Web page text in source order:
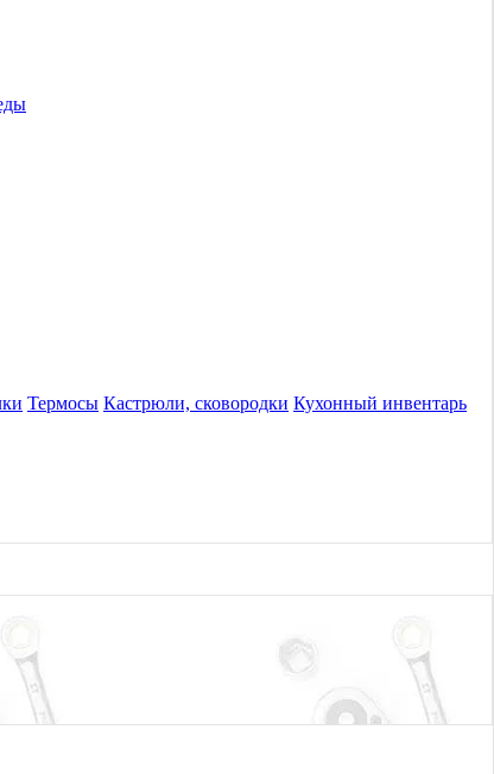
Термосы Кастрюли, сковородки Кухонный инвентарь